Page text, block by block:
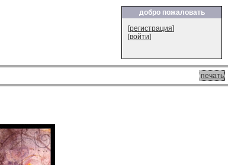
добро пожаловать
[регистрация]
[войти]
печать